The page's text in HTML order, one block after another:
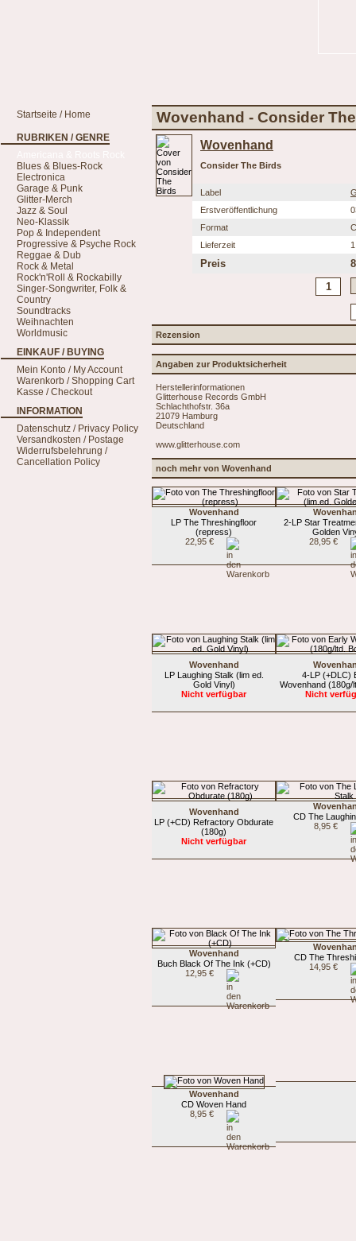
Startseite / Home
RUBRIKEN / GENRE
Blues & Blues-Rock
Electronica
Garage & Punk
Glitter-Merch
Jazz & Soul
Neo-Klassik
Pop & Independent
Progressive & Psyche Rock
Reggae & Dub
Rock & Metal
Rock'n'Roll & Rockabilly
Singer-Songwriter, Folk &
Country
Soundtracks
Weihnachten
Worldmusic
EINKAUF / BUYING
Mein Konto / My Account
Warenkorb / Shopping Cart
Kasse / Checkout
INFORMATION
Datenschutz / Privacy Policy
Versandkosten / Postage
Widerrufsbelehrung /
Cancellation Policy
Wovenhand - Consider
Wovenhand
Consider The Birds
Label
Erstveröffentlichung
Format
Lieferzeit
Preis
Rezension
Angaben zur Produktsicherheit
Herstellerinformationen
Glitterhouse Records GmbH
Schlachthofstr. 36a
21079 Hamburg
Deutschland
www.glitterhouse.com
noch mehr von Wovenhand
Wovenhand
LP The Threshingfloor
(repress)
22,95 €
2-LP Star
Golden
28,95 €
Wovenhand
LP Laughing Stalk (lim ed.
Gold Vinyl)
Nicht verfügbar
4-LP (+DLC)
Wovenhand (180g/
Nicht
Wovenhand
LP (+CD) Refractory Obdurate
(180g)
Nicht verfügbar
CD The
8,95 €
Wovenhand
Buch Black Of The Ink (+CD)
12,95 €
CD The
14,95 €
Wovenhand
CD Woven Hand
8,95 €